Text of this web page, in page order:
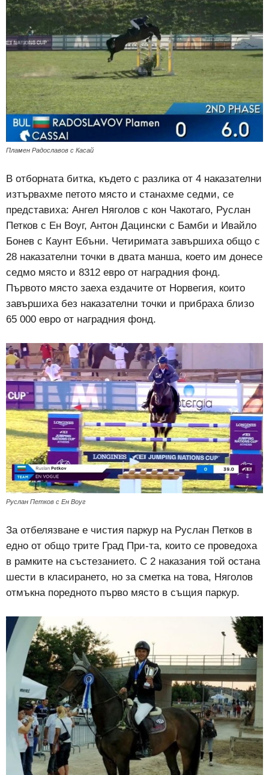
Пламен Радославов с Касай
В отборната битка, където с разлика от 4 наказателни
изтървахме петото място и станахме седми, се
представиха: Ангел Няголов с кон Чакотаго, Руслан
Петков с Ен Воуг, Антон Дацински с Бамби и Ивайло
Бонев с Каунт Ебъни. Четиримата завършиха общо с
28 наказателни точки в двата манша, което им донесе
седмо място и 8312 евро от наградния фонд.
Първото място заеха ездачите от Норвегия, които
завършиха без наказателни точки и прибраха близо
65 000 евро от наградния фонд.
Руслан Петков с Ен Воуг
За отбелязване е чистия паркур на Руслан Петков в
едно от общо трите Град При-та, които се проведоха
в рамките на състезанието. С 2 наказания той остана
шести в класирането, но за сметка на това, Няголов
отмъкна поредното първо място в същия паркур.